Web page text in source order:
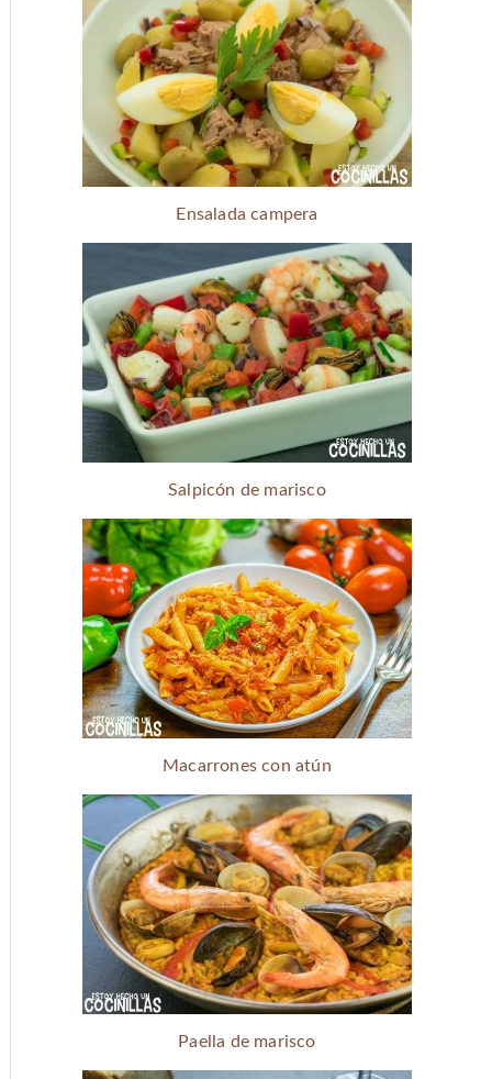
Ensalada campera
Salpicón de marisco
Macarrones con atún
Paella de marisco